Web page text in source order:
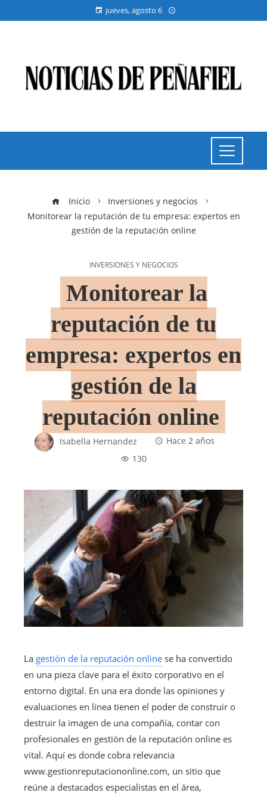
jueves, agosto 6
Inicio
Inversiones y negocios
Monitorear la reputación de tu empresa: expertos en
gestión de la reputación online
INVERSIONES Y NEGOCIOS
Monitorear la
reputación de tu
empresa: expertos en
gestión de la
reputación online
Isabella Hernandez
Hace 2 años
130
La gestión de la reputación online se ha convertido
en una pieza clave para el éxito corporativo en el
entorno digital. En una era donde las opiniones y
evaluaciones en línea tienen el poder de construir o
destruir la imagen de una compañía, contar con
profesionales en gestión de la reputación online es
vital. Aquí es donde cobra relevancia
www.gestionreputaciononline.com, un sitio que
reúne a destacados especialistas en el área,